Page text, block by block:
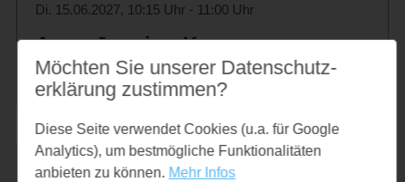
Di. 15.06.2027, 10:15 Uhr - 11:00 Uhr
Aqua-Jogging-Kurs
Aqua-Jogging-Kurs
Di. 22.06.2027, 10:15 Uhr - 11:00 Uhr
Möchten Sie unserer Datenschutz­
erklärung zustimmen?
Diese Seite verwendet Cookies (u.a. für Google
Analytics), um bestmögliche Funktionalitäten
anbieten zu können. Mehr Infos